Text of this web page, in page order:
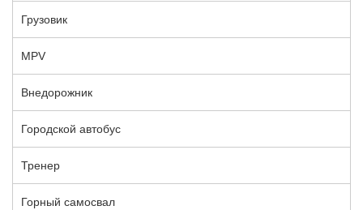
Грузовик
MPV
Внедорожник
Городской автобус
Тренер
Горный самосвал